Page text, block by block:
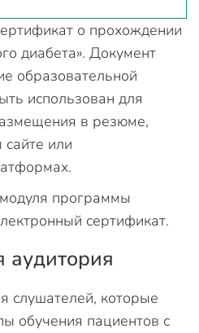
о прохождении
диабета». Документ
образовательной
использован для
в резюме,
или
программы
сертификат.
аудитория
слушателей, которые
обучения пациентов с